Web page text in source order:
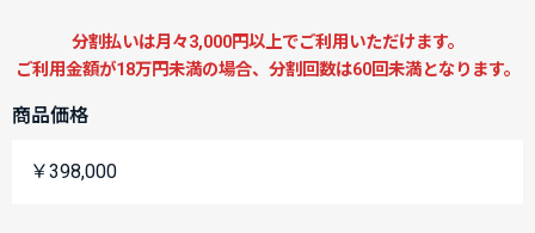
分割払いは月々3,000円以上でご利用いただけます。
ご利用金額が18万円未満の場合、分割回数は60回未満となります。
商品価格
￥398,000